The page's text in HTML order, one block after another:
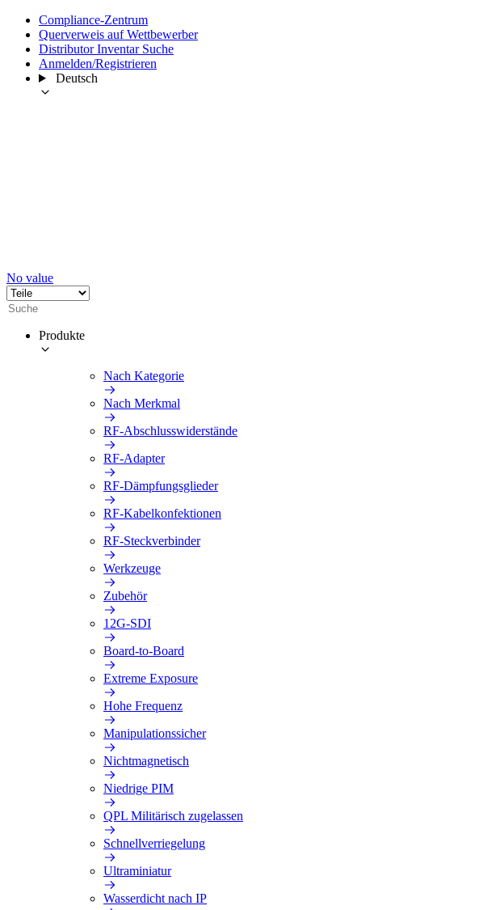
Compliance-Zentrum
Querverweis auf Wettbewerber
Distributor Inventar Suche
Anmelden/Registrieren
Deutsch
No value
Produkte
Nach Kategorie
Nach Merkmal
RF-Abschlusswiderstände
RF-Adapter
RF-Dämpfungsglieder
RF-Kabelkonfektionen
RF-Steckverbinder
Werkzeuge
Zubehör
12G-SDI
Board-to-Board
Extreme Exposure
Hohe Frequenz
Manipulationssicher
Nichtmagnetisch
Niedrige PIM
QPL Militärisch zugelassen
Schnellverriegelung
Ultraminiatur
Wasserdicht nach IP